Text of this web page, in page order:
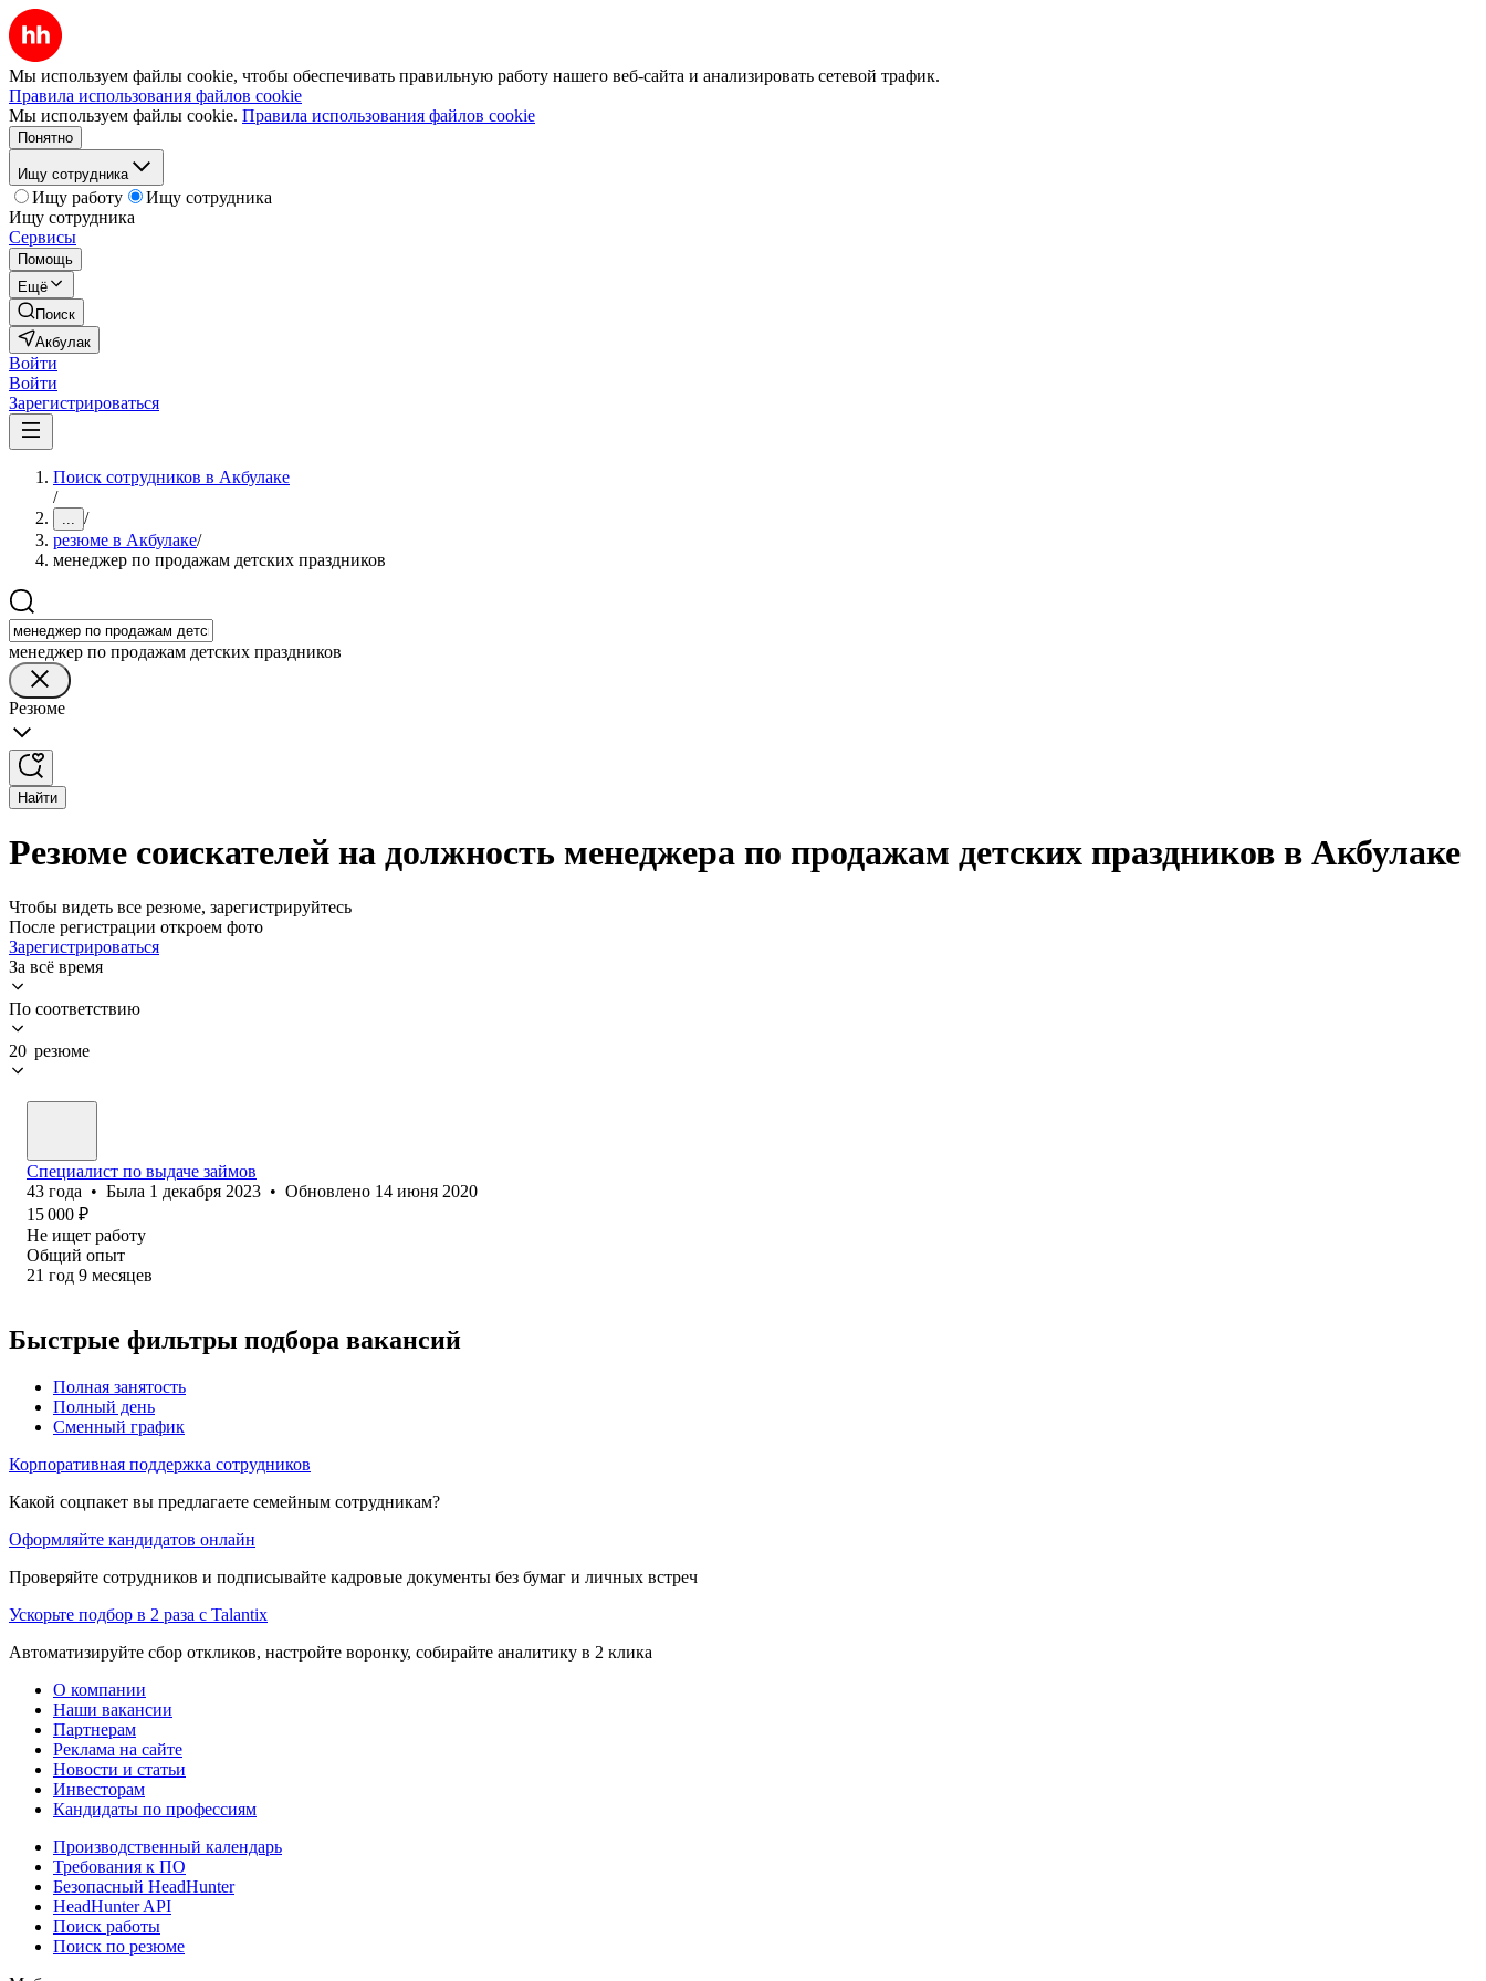
Мы используем файлы cookie, чтобы обеспечивать правильную работу нашего веб-сайта и анализировать сетевой трафик.
Правила использования файлов cookie
Мы используем файлы cookie. Правила использования файлов cookie
Понятно
Ищу сотрудника
Ищу работу
Ищу сотрудника
Ищу сотрудника
Сервисы
Помощь
Ещё
Поиск
Акбулак
Войти
Войти
Зарегистрироваться
Поиск сотрудников в Акбулаке
/
... /
резюме в Акбулаке/
менеджер по продажам детских праздников
менеджер по продажам детских праздников
Резюме
Найти
Резюме соискателей на должность менеджера по продажам детских праздников в Акбулаке
Чтобы видеть все резюме, зарегистрируйтесь
После регистрации откроем фото
Зарегистрироваться
За всё время
По соответствию
20 резюме
Специалист по выдаче займов
43 года • Была 1 декабря 2023 • Обновлено 14 июня 2020
15 000 ₽
Не ищет работу
Общий опыт
21 год 9 месяцев
Быстрые фильтры подбора вакансий
Полная занятость
Полный день
Сменный график
Корпоративная поддержка сотрудников
Какой соцпакет вы предлагаете семейным сотрудникам?
Оформляйте кандидатов онлайн
Проверяйте сотрудников и подписывайте кадровые документы без бумаг и личных встреч
Ускорьте подбор в 2 раза с Talantix
Автоматизируйте сбор откликов, настройте воронку, собирайте аналитику в 2 клика
О компании
Наши вакансии
Партнерам
Реклама на сайте
Новости и статьи
Инвесторам
Кандидаты по профессиям
Производственный календарь
Требования к ПО
Безопасный HeadHunter
HeadHunter API
Поиск работы
Поиск по резюме